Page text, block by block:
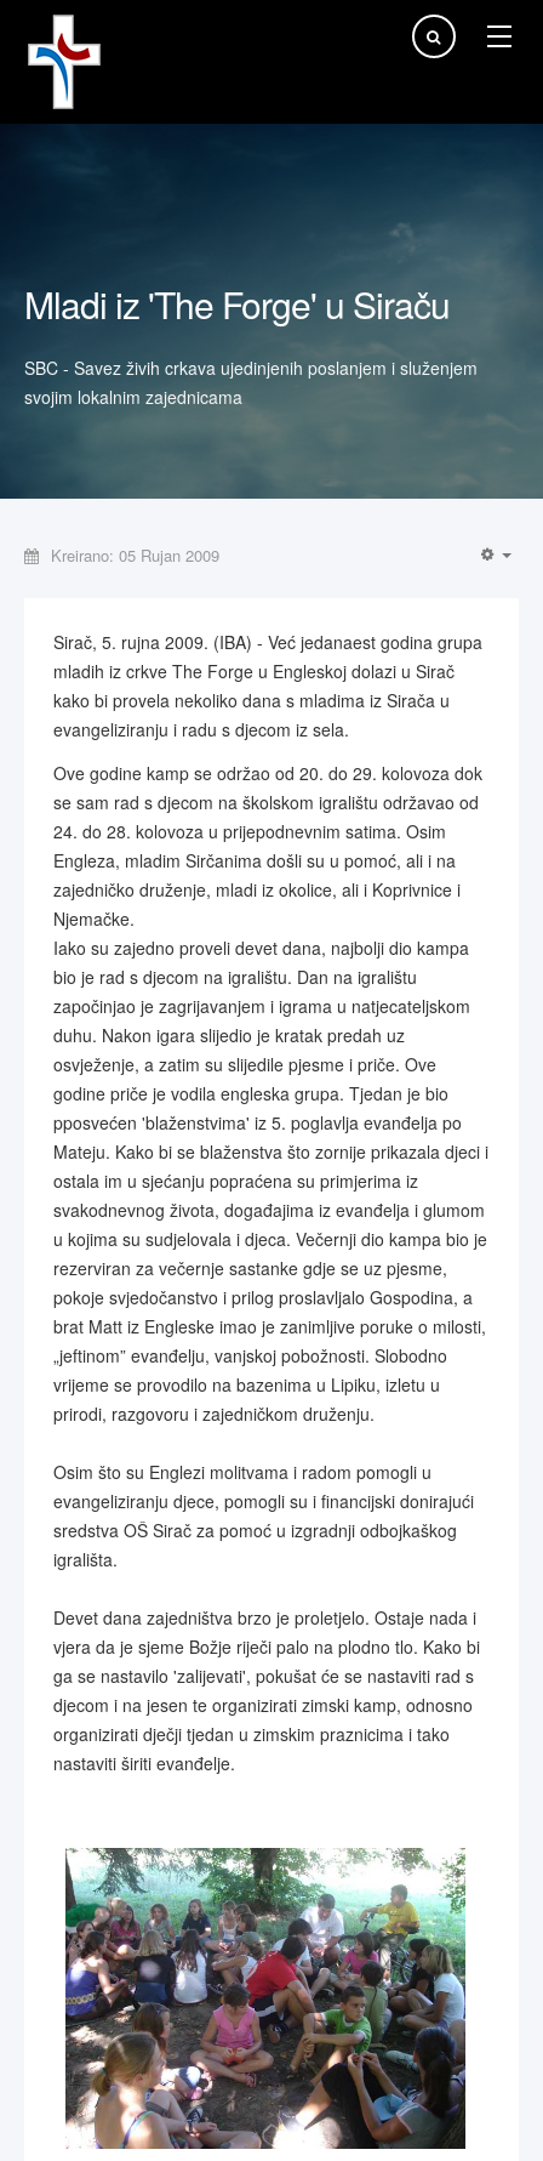
Traži...
Mladi iz 'The Forge' u Siraču
SBC - Savez živih crkava ujedinjenih poslanjem i služenjem
svojim lokalnim zajednicama
Kreirano: 05 Rujan 2009
Sirač, 5. rujna 2009. (IBA) - Već jedanaest godina grupa
mladih iz crkve The Forge u Engleskoj dolazi u Sirač
kako bi provela nekoliko dana s mladima iz Sirača u
evangeliziranju i radu s djecom iz sela.
Ove godine kamp se održao od 20. do 29. kolovoza dok
se sam rad s djecom na školskom igralištu održavao od
24. do 28. kolovoza u prijepodnevnim satima. Osim
Engleza, mladim Sirčanima došli su u pomoć, ali i na
zajedničko druženje, mladi iz okolice, ali i Koprivnice i
Njemačke.
Iako su zajedno proveli devet dana, najbolji dio kampa
bio je rad s djecom na igralištu. Dan na igralištu
započinjao je zagrijavanjem i igrama u natjecateljskom
duhu. Nakon igara slijedio je kratak predah uz
osvježenje, a zatim su slijedile pjesme i priče. Ove
godine priče je vodila engleska grupa. Tjedan je bio
pposvećen 'blaženstvima' iz 5. poglavlja evanđelja po
Mateju. Kako bi se blaženstva što zornije prikazala djeci i
ostala im u sjećanju popraćena su primjerima iz
svakodnevnog života, događajima iz evanđelja i glumom
u kojima su sudjelovala i djeca. Večernji dio kampa bio je
rezerviran za večernje sastanke gdje se uz pjesme,
pokoje svjedočanstvo i prilog proslavljalo Gospodina, a
brat Matt iz Engleske imao je zanimljive poruke o milosti,
„jeftinom” evanđelju, vanjskoj pobožnosti. Slobodno
vrijeme se provodilo na bazenima u Lipiku, izletu u
prirodi, razgovoru i zajedničkom druženju.
Osim što su Englezi molitvama i radom pomogli u
evangeliziranju djece, pomogli su i financijski donirajući
sredstva OŠ Sirač za pomoć u izgradnji odbojkaškog
igrališta.
Devet dana zajedništva brzo je proletjelo. Ostaje nada i
vjera da je sjeme Božje riječi palo na plodno tlo. Kako bi
ga se nastavilo 'zalijevati', pokušat će se nastaviti rad s
djecom i na jesen te organizirati zimski kamp, odnosno
organizirati dječji tjedan u zimskim praznicima i tako
nastaviti širiti evanđelje.